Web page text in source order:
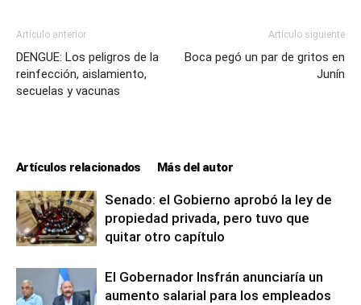
Artículo anterior
DENGUE: Los peligros de la
reinfección, aislamiento,
secuelas y vacunas
Artículo siguiente
Boca pegó un par de gritos en
Junín
Artículos relacionados Más del autor
Senado: el Gobierno aprobó la ley de
propiedad privada, pero tuvo que
quitar otro capítulo
El Gobernador Insfrán anunciaría un
aumento salarial para los empleados